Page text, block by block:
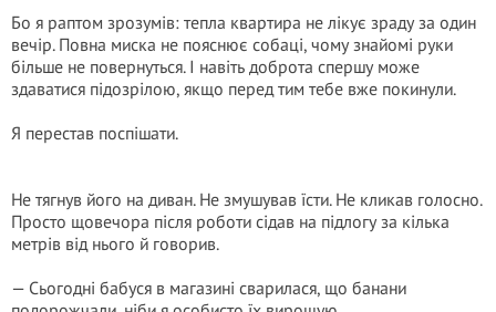
Бо я раптом зрозумів: тепла квартира не лікує зраду за один
вечір. Повна миска не пояснює собаці, чому знайомі руки
більше не повернуться. І навіть доброта спершу може
здаватися підозрілою, якщо перед тим тебе вже покинули.
Я перестав поспішати.
Не тягнув його на диван. Не змушував їсти. Не кликав голосно.
Просто щовечора після роботи сідав на підлогу за кілька
метрів від нього й говорив.
— Сьогодні бабуся в магазині сварилася, що банани